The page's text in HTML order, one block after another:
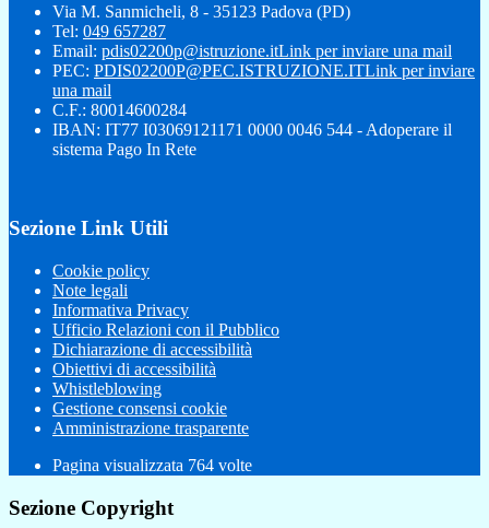
Via M. Sanmicheli, 8 - 35123 Padova (PD)
Tel: 049 657287
Email: pdis02200p@istruzione.itLink per inviare una mail
PEC: PDIS02200P@PEC.ISTRUZIONE.ITLink per inviare
una mail
C.F.: 80014600284
IBAN: IT77 I03069121171 0000 0046 544 - Adoperare il
sistema Pago In Rete
Sezione Link Utili
Cookie policy
Note legali
Informativa Privacy
Ufficio Relazioni con il Pubblico
Dichiarazione di accessibilità
Obiettivi di accessibilità
Whistleblowing
Gestione consensi cookie
Amministrazione trasparente
Pagina visualizzata 764 volte
Sezione Copyright